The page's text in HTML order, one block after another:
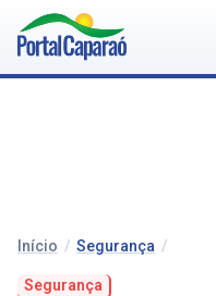
Início / Segurança /
Segurança